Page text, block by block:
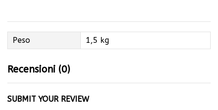
Peso 1,5 kg
Recensioni (0)
SUBMIT YOUR REVIEW